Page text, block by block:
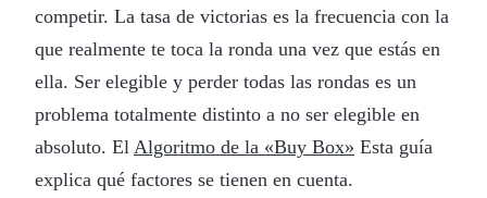
competir. La tasa de victorias es la frecuencia con la
que realmente te toca la ronda una vez que estás en
ella. Ser elegible y perder todas las rondas es un
problema totalmente distinto a no ser elegible en
absoluto. El Algoritmo de la «Buy Box» Esta guía
explica qué factores se tienen en cuenta.